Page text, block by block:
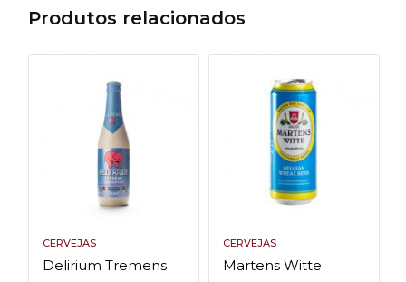
Produtos relacionados
CERVEJAS
Delirium Tremens
CERVEJAS
Martens Witte